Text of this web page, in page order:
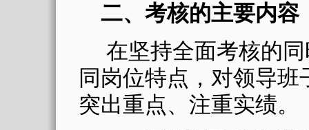
二、考核的主要内容
在坚持全面考核的
同岗位特点，对领导
突出重点、注重实绩。